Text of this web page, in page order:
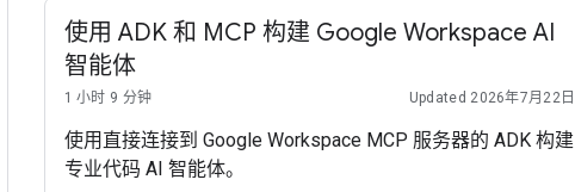
使用 ADK 和 MCP 构建 Google Workspace AI
智能体
1 小时 9 分钟 Updated 2026年7月22日
使用直接连接到 Google Workspace MCP 服务器的 ADK 构建
专业代码 AI 智能体。